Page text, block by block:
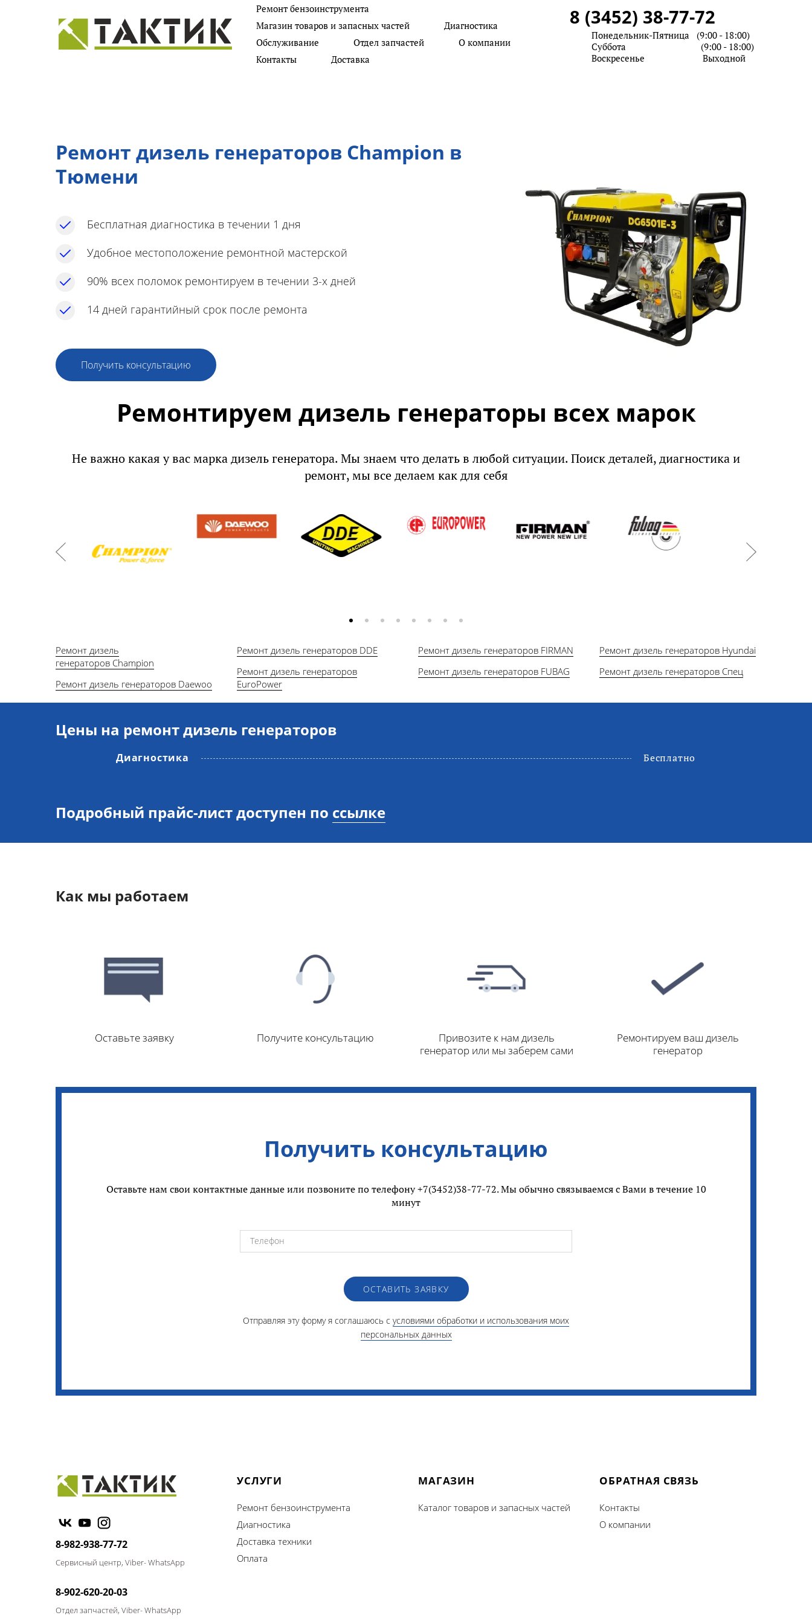
Ремонт бензоинструмента
Магазин товаров и запасных частей
Диагностика
Обслуживание
Отдел запчастей
О компании
Контакты
Доставка
8 (3452) 38-77-72
Понедельник-Пятница (9:00 - 18:00)
Суббота (9:00 - 18:00)
Воскресенье Выходной
Более 7000 ремонтов техники
за 7 лет работы. Фото
Не тратьте свое время на
ремонт, позвоните Нам
+7 902 620 20 03
Отдел запчастей
+7 982 938 77 72
Сервисный центр
Ремонт дизель генераторов Champion в
Тюмени
Бесплатная диагностика в течении 1 дня
Удобное местоположение ремонтной мастерской
90% всех поломок ремонтируем в течении 3-х дней
14 дней гарантийный срок после ремонта
Получить консультацию
Ремонтируем дизель генераторы всех марок
Не важно какая у вас марка дизель генератора. Мы знаем что делать в любой ситуации. Поиск деталей, диагностика и
ремонт, мы все делаем как для себя
Ремонт дизель
генераторов Champion
Ремонт дизель генераторов Daewoo
Ремонт дизель генераторов DDE
Ремонт дизель генераторов
EuroPower
Ремонт дизель генераторов FIRMAN
Ремонт дизель генераторов FUBAG
Ремонт дизель генераторов Hyundai
Ремонт дизель генераторов Спец
Цены на ремонт дизель генераторов
Диагностика Бесплатно
Подробный прайс-лист доступен по ссылке
Как мы работаем
Оставьте заявку Получите консультацию
Привозите к нам дизель
генератор или мы заберем сами
Ремонтируем ваш дизель
генератор
Получить консультацию
Оставьте нам свои контактные данные или позвоните по телефону +7(3452)38-77-72. Мы обычно связываемся с Вами в течение 10
минут
ОСТАВИТЬ ЗАЯВКУ
Отправляя эту форму я соглашаюсь с условиями обработки и использования моих
персональных данных
8-982-938-77-72
Сервисный центр, Viber- WhatsApp
8-902-620-20-03
Отдел запчастей, Viber- WhatsApp
УСЛУГИ
Ремонт бензоинструмента
Диагностика
Доставка техники
Оплата
МАГАЗИН
Каталог товаров и запасных частей
ОБРАТНАЯ СВЯЗЬ
Контакты
О компании